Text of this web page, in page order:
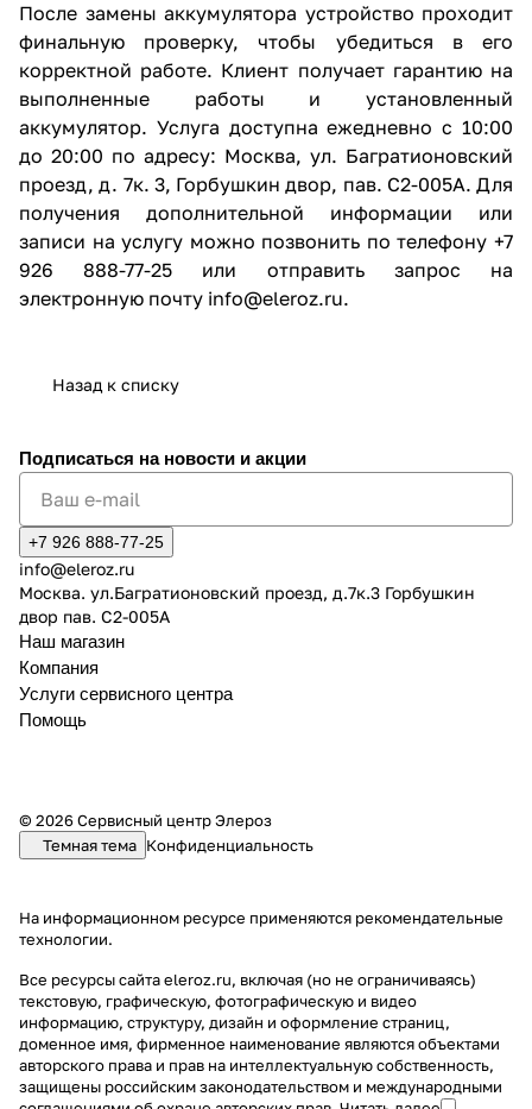
После замены аккумулятора устройство проходит
финальную проверку, чтобы убедиться в его
корректной работе. Клиент получает гарантию на
выполненные работы и установленный
аккумулятор. Услуга доступна ежедневно с 10:00
до 20:00 по адресу: Москва, ул. Багратионовский
проезд, д. 7к. 3, Горбушкин двор, пав. C2-005A. Для
получения дополнительной информации или
записи на услугу можно позвонить по телефону +7
926 888-77-25 или отправить запрос на
электронную почту info@eleroz.ru.
Назад к списку
Подписаться на новости и акции
+7 926 888-77-25
info@eleroz.ru
Москва. ул.Багратионовский проезд, д.7к.3 Горбушкин
двор пав. C2-005A
Наш магазин
Компания
Услуги сервисного центра
Помощь
© 2026 Сервисный центр Элероз
Темная тема Конфиденциальность
На информационном ресурсе применяются рекомендательные
технологии.
Все ресурсы сайта eleroz.ru, включая (но не ограничиваясь)
текстовую, графическую, фотографическую и видео
информацию, структуру, дизайн и оформление страниц,
доменное имя, фирменное наименование являются объектами
авторского права и прав на интеллектуальную собственность,
защищены российским законодательством и международными